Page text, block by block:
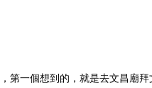
第一個想到的，就是去文昌廟拜